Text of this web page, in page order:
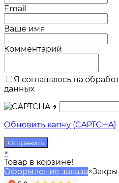
Email
Ваше имя
Комментарий
Я соглашаюсь на
данных
→
Обновить капчу (CAPTCHA)
×
Товар в корзине!
Оформление заказа×